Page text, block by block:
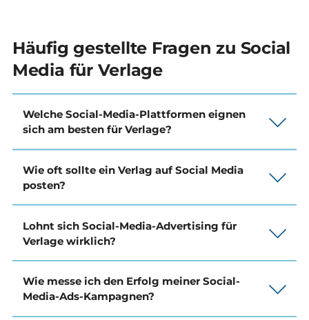
Häufig gestellte Fragen zu Social
Media für Verlage
Welche Social-Media-Plattformen eignen
sich am besten für Verlage?
Wie oft sollte ein Verlag auf Social Media
posten?
Lohnt sich Social-Media-Advertising für
Verlage wirklich?
Wie messe ich den Erfolg meiner Social-
Media-Ads-Kampagnen?